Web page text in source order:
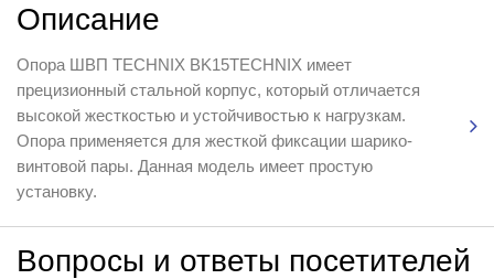
Описание
Опора ШВП TECHNIX BK15TEСHNIX имеет
прецизионный стальной корпус, который отличается
высокой жесткостью и устойчивостью к нагрузкам.
Опора применяется для жесткой фиксации шарико-
винтовой пары. Данная модель имеет простую
установку.
Вопросы и ответы посетителей